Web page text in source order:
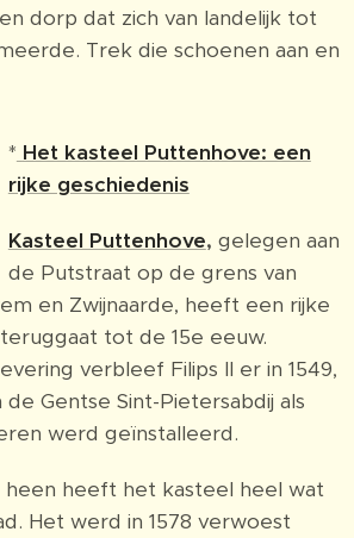
dorp dat zich van landelijk tot
Trek die schoenen aan en
* Het kasteel Puttenhove: een
rijke geschiedenis
Kasteel Puttenhove, gelegen aan
de Putstraat op de grens van
en Zwijnaarde, heeft een rijke
tot de 15e eeuw.
verbleef Filips II er in 1549,
Gentse Sint-Pietersabdij als
werd geïnstalleerd.
heeft het kasteel heel wat
Het werd in 1578 verwoest